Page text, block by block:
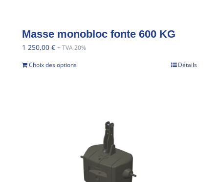
Masse monobloc fonte 600 KG
1 250,00 € + TVA 20%
Choix des options Détails